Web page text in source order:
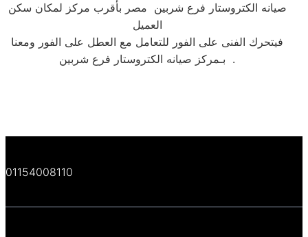
صيانه الكتروستار فرع شربين مصر بأقرب مركز لمكان سكن
العميل
فيتحرك الفنى على الفور للتعامل مع العطل على الفور ومعنا
بـمركز صيانه الكتروستار فرع شربين .​​
01154008110